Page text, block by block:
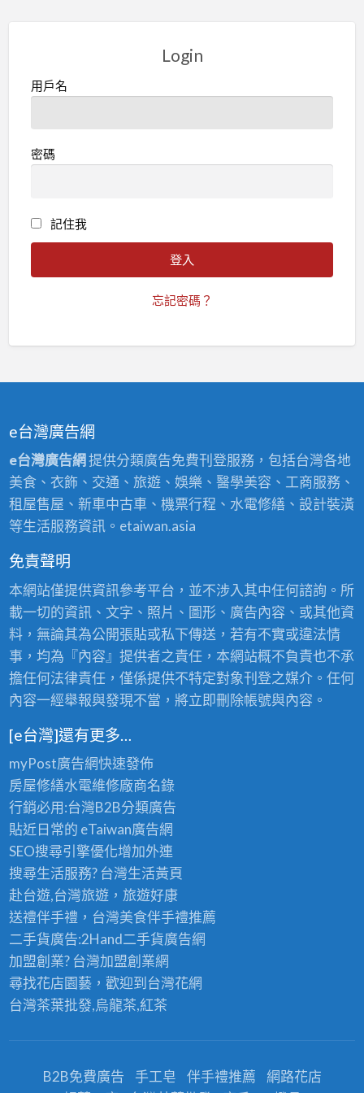
Login
用戶名
密碼
記住我
忘記密碼？
e台灣廣告網
e台灣廣告網 提供分類廣告免費刊登服務，包括台灣各地
美食、衣飾、交通、旅遊、娛樂、醫學美容、工商服務、
租屋售屋、新車中古車、機票行程、水電修繕、設計裝潢
等生活服務資訊。etaiwan.asia
免責聲明
本網站僅提供資訊參考平台，並不涉入其中任何諮詢。所
載一切的資訊、文字、照片、圖形、廣告內容、或其他資
料，無論其為公開張貼或私下傳送，若有不實或違法情
事，均為『內容』提供者之責任，本網站概不負責也不承
擔任何法律責任，僅係提供不特定對象刊登之媒介。任何
內容一經舉報與發現不當，將立即刪除帳號與內容。
[e台灣]還有更多…
myPost廣告網快速發佈
房屋修繕水電維修廠商名錄
行銷必用:台灣B2B分類廣告
貼近日常的 eTaiwan廣告網
SEO搜尋引擎優化增加外連
搜尋生活服務? 台灣生活黃頁
赴台遊,台灣旅遊，旅遊好康
送禮伴手禮，台灣美食伴手禮推薦
二手貨廣告:2Hand二手貨廣告網
加盟創業? 台灣加盟創業網
尋找花店園藝，歡迎到 台灣花網
台灣茶葉批發,烏龍茶,紅茶
B2B免費廣告 手工皂 伴手禮推薦
網路花店